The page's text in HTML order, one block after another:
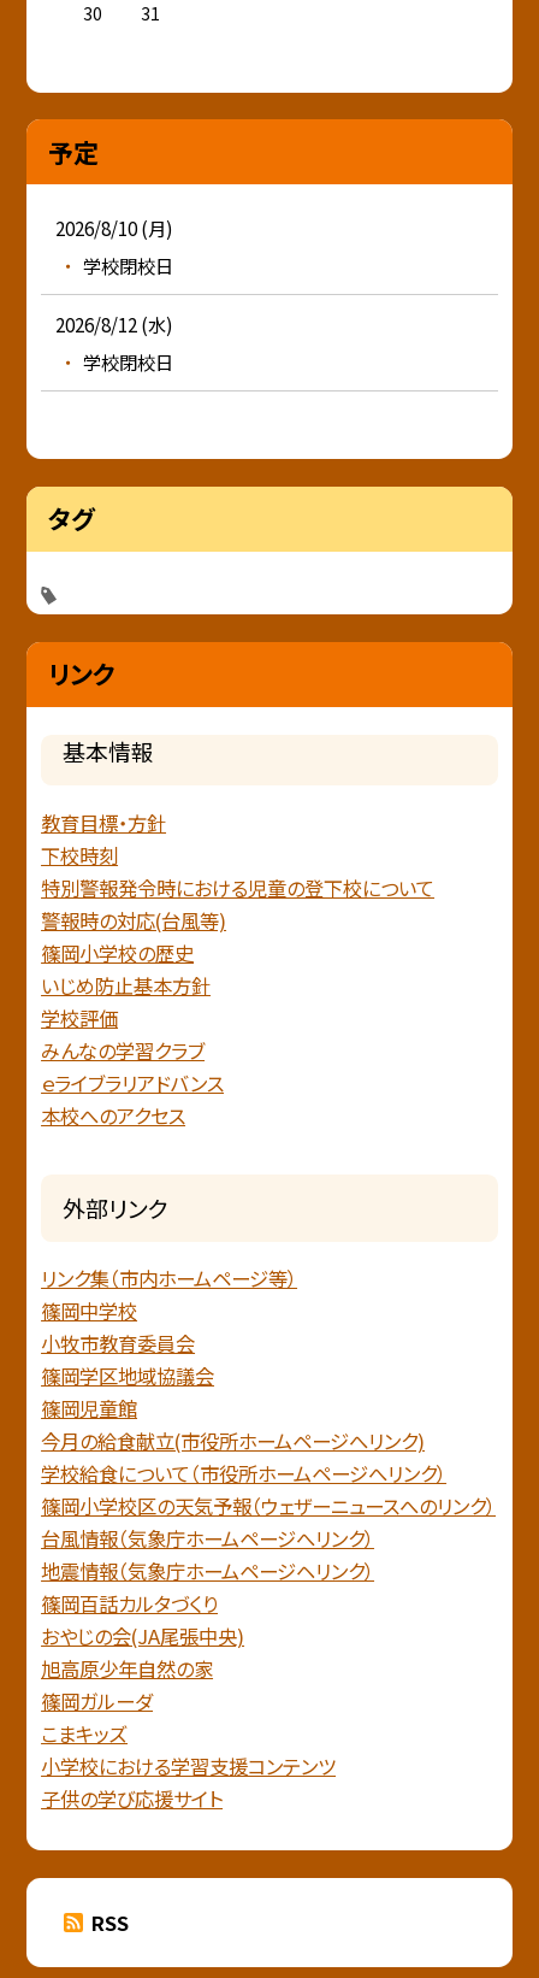
30
31
予定
2026/8/10 (月)
学校閉校日
2026/8/12 (水)
学校閉校日
タグ
リンク
基本情報
教育目標・方針
下校時刻
特別警報発令時における児童の登下校について
警報時の対応(台風等)
篠岡小学校の歴史
いじめ防止基本方針
学校評価
みんなの学習クラブ
ｅライブラリアドバンス
本校へのアクセス
外部リンク
リンク集（市内ホームページ等）
篠岡中学校
小牧市教育委員会
篠岡学区地域協議会
篠岡児童館
今月の給食献立(市役所ホームページへリンク)
学校給食について（市役所ホームページへリンク）
篠岡小学校区の天気予報（ウェザーニュースへのリンク）
台風情報（気象庁ホームページへリンク）
地震情報（気象庁ホームページヘリンク）
篠岡百話カルタづくり
おやじの会(JA尾張中央)
旭高原少年自然の家
篠岡ガルーダ
こまキッズ
小学校における学習支援コンテンツ
子供の学び応援サイト
RSS